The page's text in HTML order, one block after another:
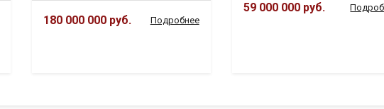
180 000 000 руб. Подробнее
59 000 000 руб.